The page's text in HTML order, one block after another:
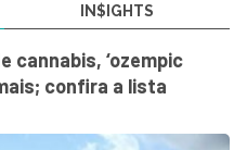
IN$IGHTS
cannabis, ‘ozempic
confira a lista